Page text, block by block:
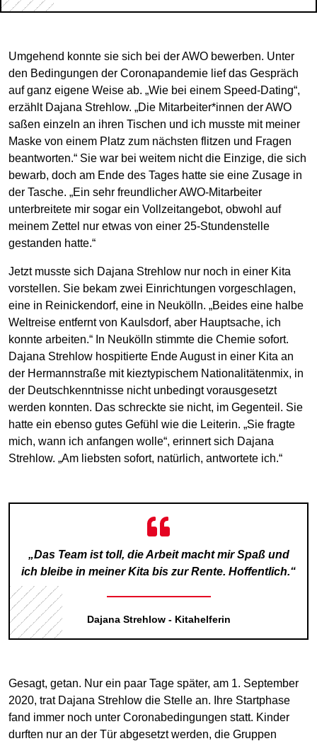
Umgehend konnte sie sich bei der AWO bewerben. Unter
den Bedingungen der Coronapandemie lief das Gespräch
auf ganz eigene Weise ab. „Wie bei einem Speed-Dating“,
erzählt Dajana Strehlow. „Die Mitarbeiter*innen der AWO
saßen einzeln an ihren Tischen und ich musste mit meiner
Maske von einem Platz zum nächsten flitzen und Fragen
beantworten.“ Sie war bei weitem nicht die Einzige, die sich
bewarb, doch am Ende des Tages hatte sie eine Zusage in
der Tasche. „Ein sehr freundlicher AWO-Mitarbeiter
unterbreitete mir sogar ein Vollzeitangebot, obwohl auf
meinem Zettel nur etwas von einer 25-Stundenstelle
gestanden hatte.“
Jetzt musste sich Dajana Strehlow nur noch in einer Kita
vorstellen. Sie bekam zwei Einrichtungen vorgeschlagen,
eine in Reinickendorf, eine in Neukölln. „Beides eine halbe
Weltreise entfernt von Kaulsdorf, aber Hauptsache, ich
konnte arbeiten.“ In Neukölln stimmte die Chemie sofort.
Dajana Strehlow hospitierte Ende August in einer Kita an
der Hermannstraße mit kieztypischem Nationalitätenmix, in
der Deutschkenntnisse nicht unbedingt vorausgesetzt
werden konnten. Das schreckte sie nicht, im Gegenteil. Sie
hatte ein ebenso gutes Gefühl wie die Leiterin. „Sie fragte
mich, wann ich anfangen wolle“, erinnert sich Dajana
Strehlow. „Am liebsten sofort, natürlich, antwortete ich.“
„Das Team ist toll, die Arbeit macht mir Spaß und
ich bleibe in meiner Kita bis zur Rente. Hoffentlich.“
Dajana Strehlow - Kitahelferin
Gesagt, getan. Nur ein paar Tage später, am 1. September
2020, trat Dajana Strehlow die Stelle an. Ihre Startphase
fand immer noch unter Coronabedingungen statt. Kinder
durften nur an der Tür abgesetzt werden, die Gruppen